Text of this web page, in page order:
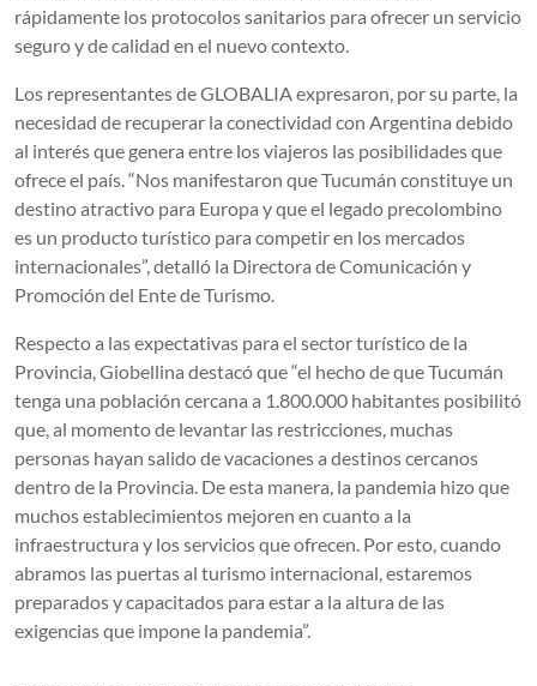
rápidamente los protocolos sanitarios para ofrecer un servicio
seguro y de calidad en el nuevo contexto.
Los representantes de GLOBALIA expresaron, por su parte, la
necesidad de recuperar la conectividad con Argentina debido
al interés que genera entre los viajeros las posibilidades que
ofrece el país. “Nos manifestaron que Tucumán constituye un
destino atractivo para Europa y que el legado precolombino
es un producto turístico para competir en los mercados
internacionales”, detalló la Directora de Comunicación y
Promoción del Ente de Turismo.
Respecto a las expectativas para el sector turístico de la
Provincia, Giobellina destacó que “el hecho de que Tucumán
tenga una población cercana a 1.800.000 habitantes posibilitó
que, al momento de levantar las restricciones, muchas
personas hayan salido de vacaciones a destinos cercanos
dentro de la Provincia. De esta manera, la pandemia hizo que
muchos establecimientos mejoren en cuanto a la
infraestructura y los servicios que ofrecen. Por esto, cuando
abramos las puertas al turismo internacional, estaremos
preparados y capacitados para estar a la altura de las
exigencias que impone la pandemia”.